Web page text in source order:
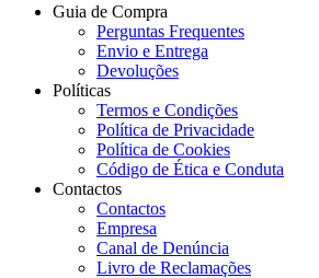
Guia de Compra
Perguntas Frequentes
Envio e Entrega
Devoluções
Políticas
Termos e Condições
Política de Privacidade
Política de Cookies
Código de Ética e Conduta
Contactos
Contactos
Empresa
Canal de Denúncia
Livro de Reclamações